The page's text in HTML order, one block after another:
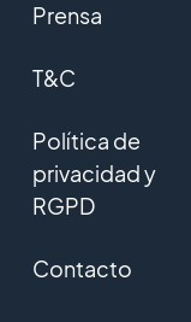
Prensa
T&C
Política de
privacidad y
RGPD
Contacto